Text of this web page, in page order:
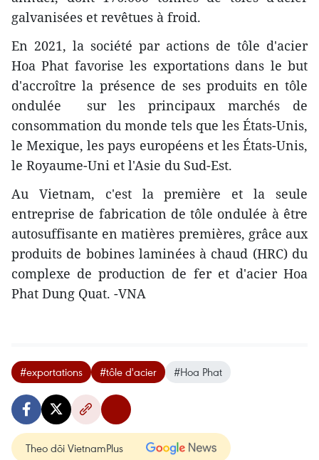
galvanisées et revêtues à froid.
En 2021, la société par actions de tôle d'acier
Hoa Phat favorise les exportations dans le but
d'accroître la présence de ses produits en tôle
ondulée sur les principaux marchés de
consommation du monde tels que les États-Unis,
le Mexique, les pays européens et les États-Unis,
le Royaume-Uni et l'Asie du Sud-Est.
Au Vietnam, c'est la première et la seule
entreprise de fabrication de tôle ondulée à être
autosuffisante en matières premières, grâce aux
produits de bobines laminées à chaud (HRC) du
complexe de production de fer et d'acier Hoa
Phat Dung Quat. -VNA
#exportations #tôle d'acier #Hoa Phat
Theo dõi VietnamPlus